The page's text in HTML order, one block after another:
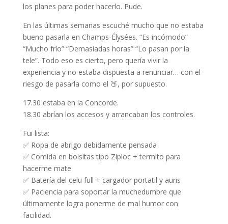
los planes para poder hacerlo. Pude.
En las últimas semanas escuché mucho que no estaba
bueno pasarla en Champs-Élysées. “Es incómodo”
“Mucho frío” “Demasiadas horas” “Lo pasan por la
tele”. Todo eso es cierto, pero quería vivir la
experiencia y no estaba dispuesta a renunciar… con el
riesgo de pasarla como el 🍑, por supuesto.
17.30 estaba en la Concorde.
18.30 abrían los accesos y arrancaban los controles.
Fui lista:
✅ Ropa de abrigo debidamente pensada
✅ Comida en bolsitas tipo Ziploc + termito para
hacerme mate
✅ Batería del celu full + cargador portatil y auris
✅ Paciencia para soportar la muchedumbre que
últimamente logra ponerme de mal humor con
facilidad.